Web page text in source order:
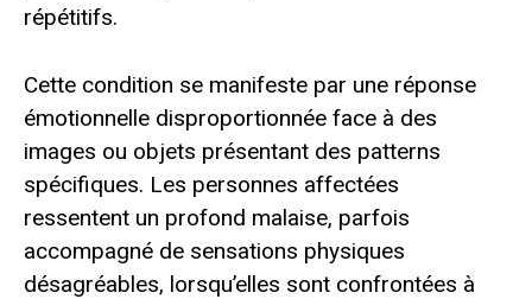
répétitifs.
Cette condition se manifeste par une réponse
émotionnelle disproportionnée face à des
images ou objets présentant des patterns
spécifiques. Les personnes affectées
ressentent un profond malaise, parfois
accompagné de sensations physiques
désagréables, lorsqu’elles sont confrontées à